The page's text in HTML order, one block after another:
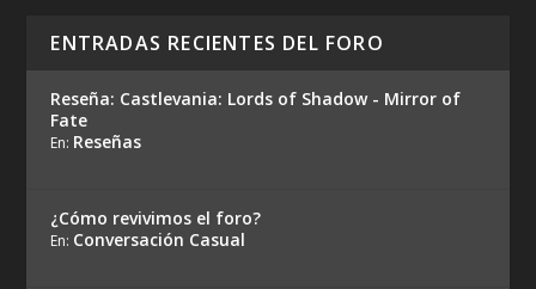
ENTRADAS RECIENTES DEL FORO
Reseña: Castlevania: Lords of Shadow - Mirror of
Fate
En: Reseñas
¿Cómo revivimos el foro?
En: Conversación Casual